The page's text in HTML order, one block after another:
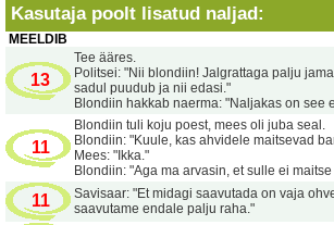
Kasutaja poolt lisatud naljad:
MEELDIB
13
Tee ääres.
Politsei: "Nii blondiin! Jalgrattaga palju
sadul puudub ja nii edasi."
Blondiin hakkab naerma: "Naljakas on see
11
Blondiin tuli koju poest, mees oli juba seal.
Blondiin: "Kuule, kas ahvidele maitsevad
Mees: "Ikka."
Blondiin: "Aga ma arvasin, et sulle ei
11
Savisaar: "Et midagi saavutada on vaja
saavutame endale palju raha."